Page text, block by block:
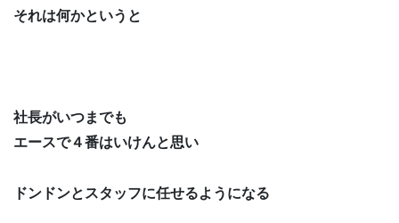
それは何かというと
社長がいつまでも
エースで４番はいけんと思い
ドンドンとスタッフに任せるようになる